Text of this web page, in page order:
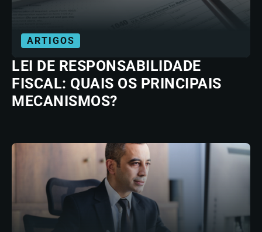
ARTIGOS
LEI DE RESPONSABILIDADE
FISCAL: QUAIS OS PRINCIPAIS
MECANISMOS?